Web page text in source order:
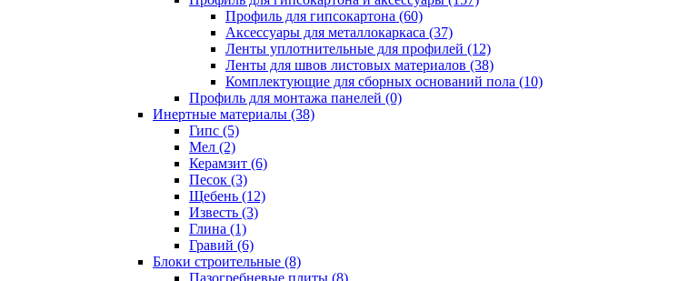
Профиль для гипсокартона (60)
Аксессуары для металлокаркаса (37)
Ленты уплотнительные для профилей (12)
Ленты для швов листовых материалов (38)
Комплектующие для сборных оснований пола (10)
Профиль для монтажа панелей (0)
Инертные материалы (38)
Гипс (5)
Мел (2)
Керамзит (6)
Песок (3)
Щебень (12)
Известь (3)
Глина (1)
Гравий (6)
Блоки строительные (8)
Пазогребневые плиты (8)